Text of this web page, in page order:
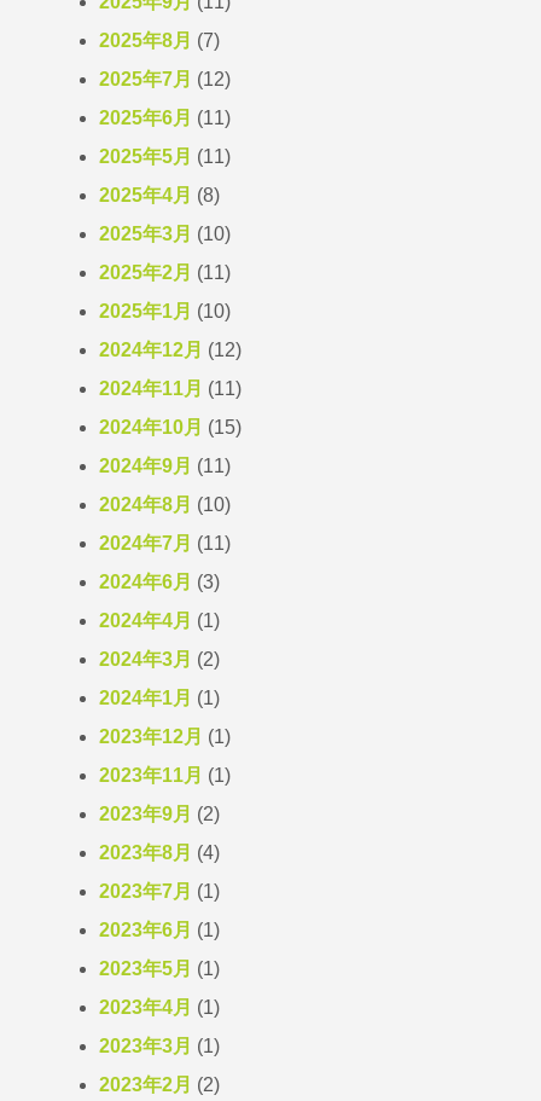
2025年8月 (7)
2025年7月 (12)
2025年6月 (11)
2025年5月 (11)
2025年4月 (8)
2025年3月 (10)
2025年2月 (11)
2025年1月 (10)
2024年12月 (12)
2024年11月 (11)
2024年10月 (15)
2024年9月 (11)
2024年8月 (10)
2024年7月 (11)
2024年6月 (3)
2024年4月 (1)
2024年3月 (2)
2024年1月 (1)
2023年12月 (1)
2023年11月 (1)
2023年9月 (2)
2023年8月 (4)
2023年7月 (1)
2023年6月 (1)
2023年5月 (1)
2023年4月 (1)
2023年3月 (1)
2023年2月 (2)